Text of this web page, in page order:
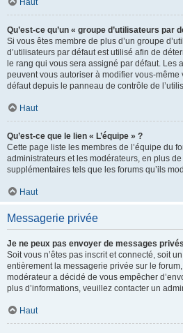
Haut
Qu’est-ce qu’un « groupe d’utilisateurs par
Si vous êtes membre de plus d’un groupe
d’utilisateurs par défaut est utilisé afin de
le rang qui vous sera assigné par défaut. Les
peuvent vous autoriser à modifier vous-même
défaut depuis le panneau de contrôle de
Haut
Qu’est-ce que le lien « L’équipe » ?
Cette page liste les membres de l’équipe du
administrateurs et les modérateurs, en plus
supplémentaires tels que les forums qu’ils
Haut
Messagerie privée
Je ne peux pas envoyer de messages
Soit vous n’êtes pas inscrit et connecté, soit
entièrement la messagerie privée sur le
modérateur a décidé de vous empêcher
plus d’informations, veuillez contacter un
Haut